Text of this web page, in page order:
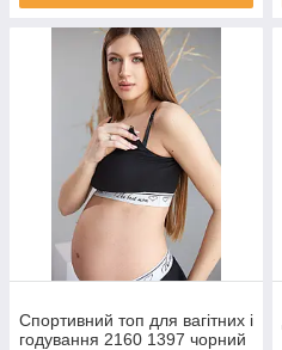
Спортивний топ для вагітних і
годування 2160 1397 чорний